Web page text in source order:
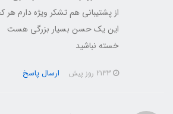
از پشتیبانی هم تشکر ویژه دارم هر
این یک حسن بسیار بزرگی هست
خسته نباشید
ارسال پاسخ